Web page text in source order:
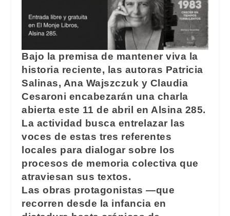
Bajo la premisa de mantener viva la
historia reciente, las autoras Patricia
Salinas, Ana Wajszczuk y Claudia
Cesaroni encabezarán una charla
abierta este 11 de abril en Alsina 285.
La actividad busca entrelazar las
voces de estas tres referentes
locales para dialogar sobre los
procesos de memoria colectiva que
atraviesan sus textos.
Las obras protagonistas —que
recorren desde la infancia en